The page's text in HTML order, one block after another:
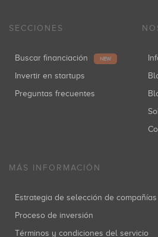
SECCIONES
Buscar financiación NEW
Invertir en startups
Preguntas frecuentes
MÁS INFORMACIÓN
Estrategia de selección de compañías
Proceso de inversión
Términos y condiciones del servicio